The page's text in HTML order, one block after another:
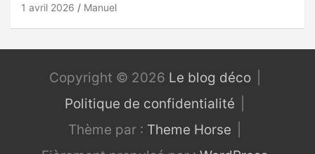
1 avril 2026 Manuel
Copyright © 2026 Le blog déco
Politique de confidentialité
Thème par : Theme Horse